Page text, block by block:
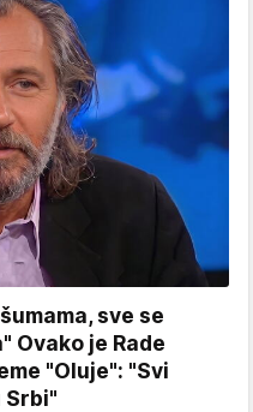
sve se
Ovako je Rade
"Oluje": "Svi
Srbi"